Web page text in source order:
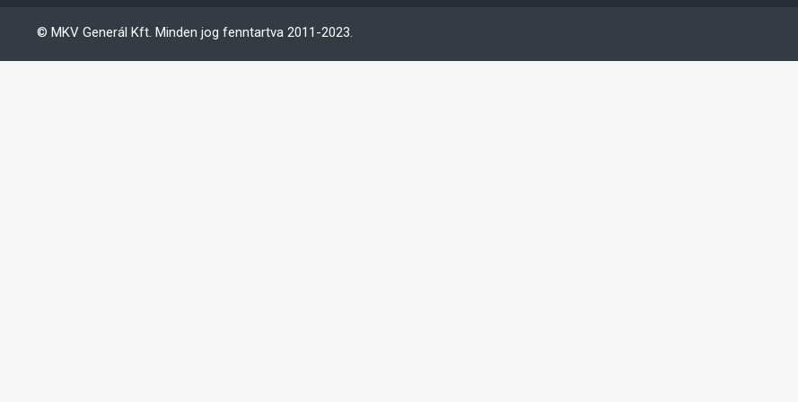
© MKV Generál Kft. Minden jog fenntartva 2011-2023.